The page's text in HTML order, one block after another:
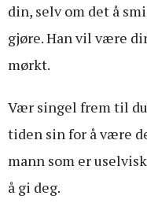
din, selv om det å
gjøre. Han vil være
mørkt.
Vær singel frem til
tiden sin for å være
mann som er
å gi deg.